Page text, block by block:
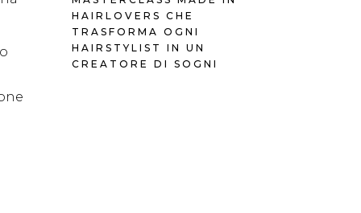
HAIRLOVERS CHE
TRASFORMA OGNI
HAIRSTYLIST IN UN
CREATORE DI SOGNI